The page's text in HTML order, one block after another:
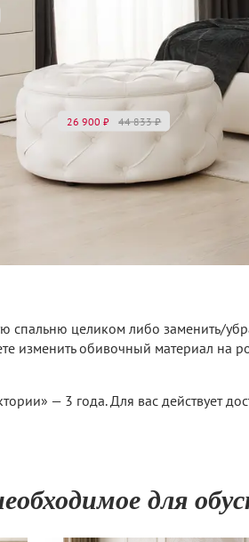
26 900 ₽ 44 833₽
спальню целиком либо заменить/
изменить обивочный материал на
— 3 года. Для вас действует
для